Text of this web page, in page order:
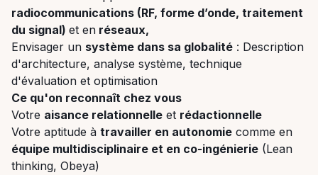
radiocommunications (RF, forme d’onde, traitement
du signal) et en réseaux,
Envisager un système dans sa globalité : Description
d'architecture, analyse système, technique
d'évaluation et optimisation
Ce qu'on reconnaît chez vous
Votre aisance relationnelle et rédactionnelle
Votre aptitude à travailler en autonomie comme en
équipe multidisciplinaire et en co-ingénierie (Lean
thinking, Obeya)